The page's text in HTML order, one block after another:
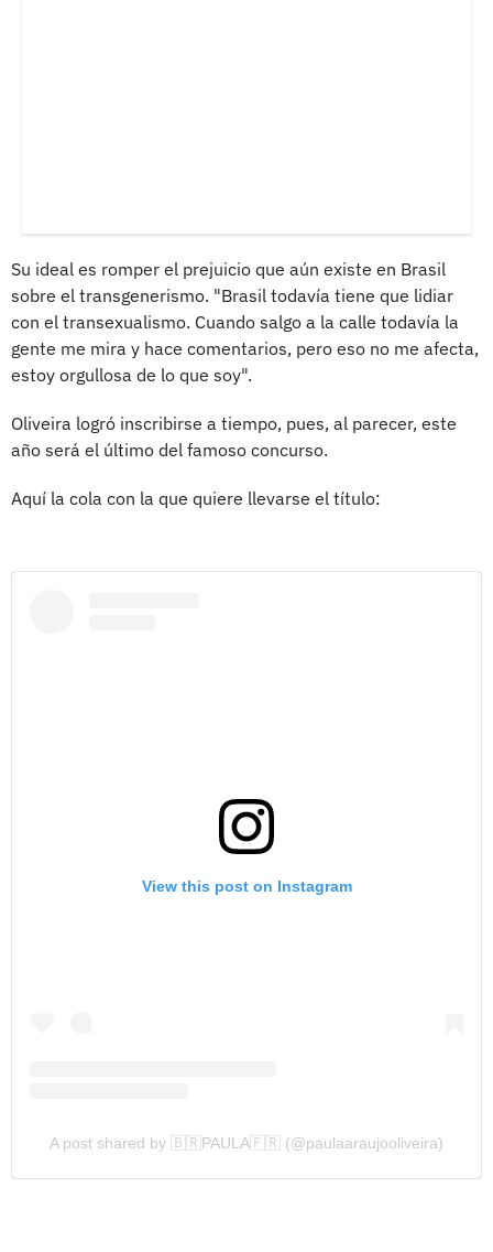
Su ideal es romper el prejuicio que aún existe en Brasil
sobre el transgenerismo. "Brasil todavía tiene que lidiar
con el transexualismo. Cuando salgo a la calle todavía la
gente me mira y hace comentarios, pero eso no me afecta,
estoy orgullosa de lo que soy".
Oliveira logró inscribirse a tiempo, pues, al parecer, este
año será el último del famoso concurso.
Aquí la cola con la que quiere llevarse el título:
View this post on Instagram
A post shared by 🇧🇷PAULA🇫🇷 (@paulaaraujooliveira)